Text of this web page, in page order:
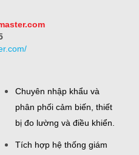
Chuyên nhập khẩu và
phân phối cảm biến, thiết
bị đo lường và điều khiển.
Tích hợp hệ thống giám